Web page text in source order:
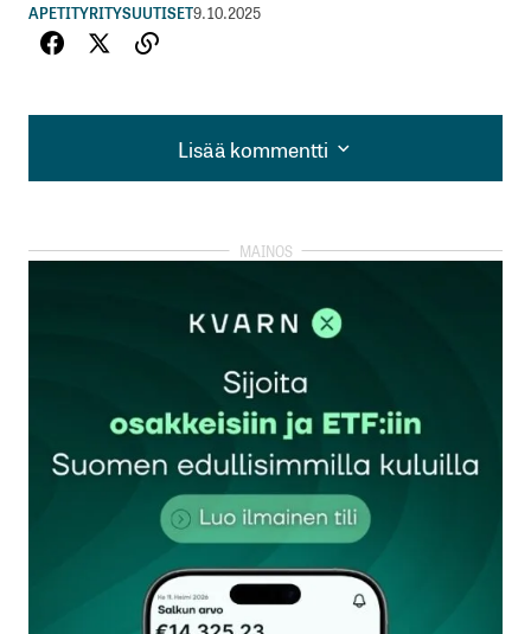
APETITYRITYSUUTISET9.10.2025
Lisää kommentti
Lisää kommentti
kirjautua
rekisteröityä
Sähköpostiosoitettasi ei julkaista.Pakolliset
kentät on merkitty*
Kommentti*